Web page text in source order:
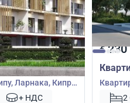
Ларнака, Кипр
+ НДС
€230
2